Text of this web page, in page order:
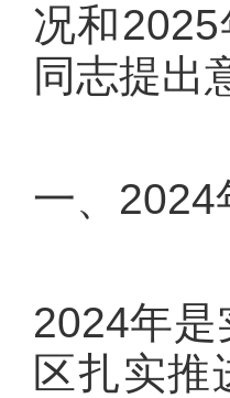
况和
同志提出
一、2024
2024年是
区扎实推